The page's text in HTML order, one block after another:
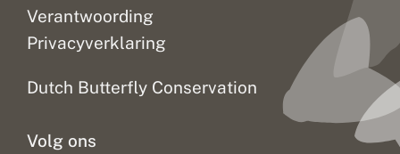
Verantwoording
Privacyverklaring
Dutch Butterfly Conservation
Volg ons